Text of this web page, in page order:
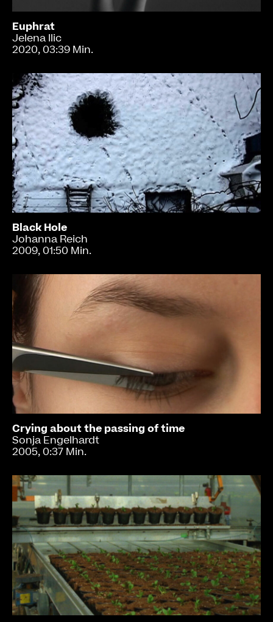
Euphrat
Jelena Ilic
2020, 03:39 Min.
Black Hole
Johanna Reich
2009, 01:50 Min.
Crying about the passing of time
Sonja Engelhardt
2005, 0:37 Min.